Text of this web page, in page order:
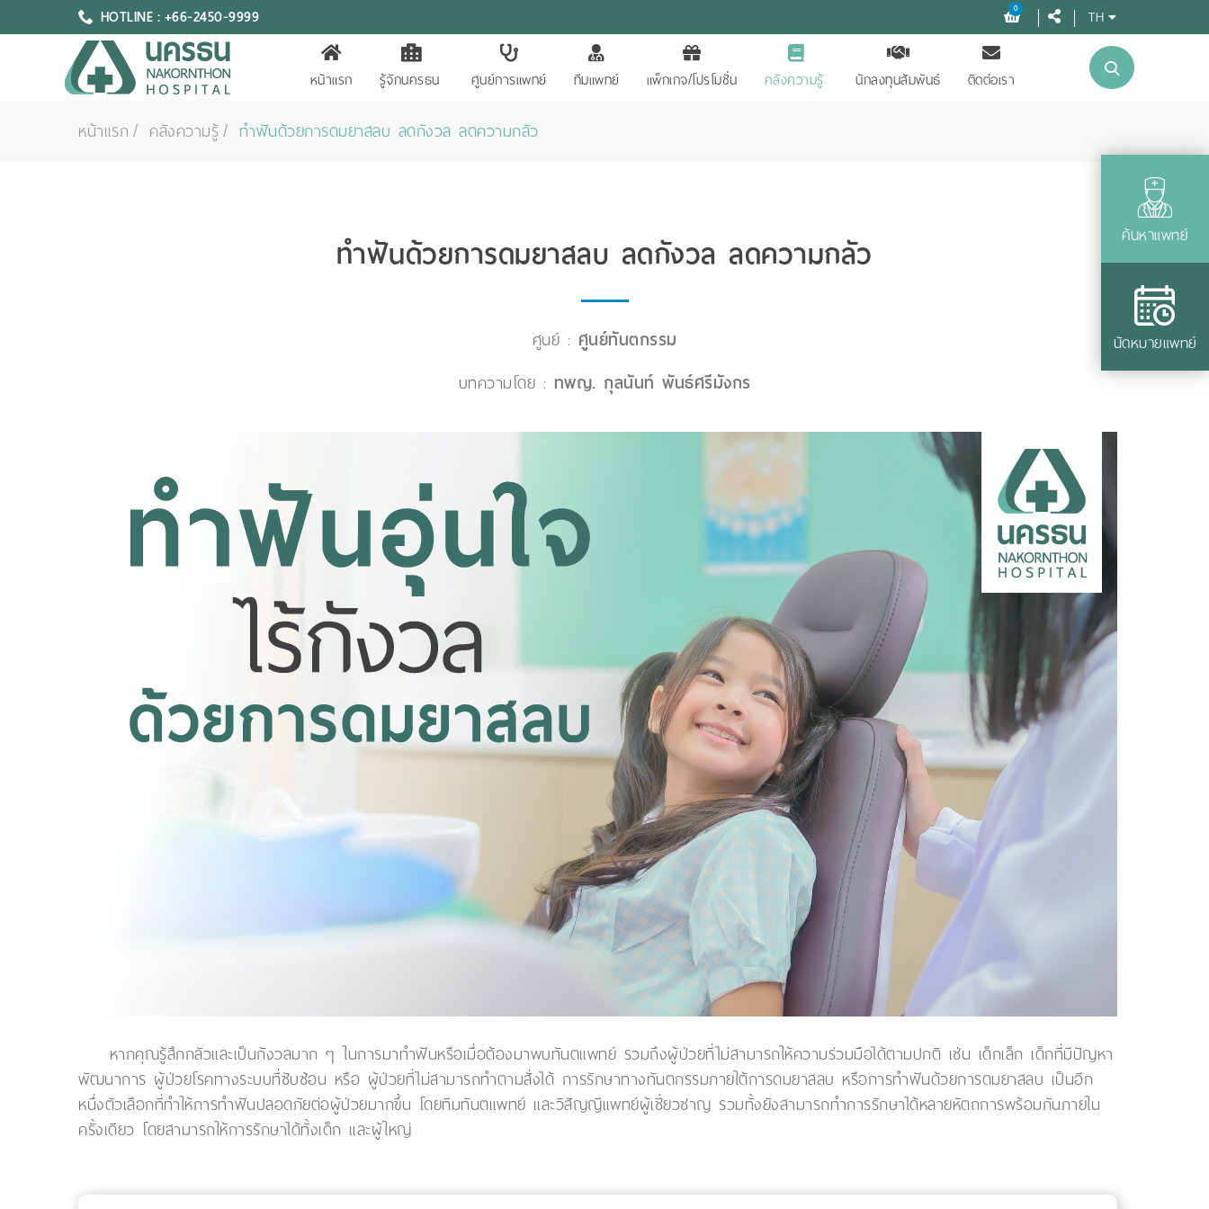
HOTLINE : +66-2450-9999 0 TH
หน้าแรก รู้จักนครธน ศูนย์การแพทย์ ทีมแพทย์ แพ็กเกจ/โปรโมชั่น คลังความรู้ นักลงทุนสัมพันธ์ ติดต่อเรา
ค้นหาแพทย์
นัดหมายแพทย์
หน้าแรก คลังความรู้ ทำฟันด้วยการดมยาสลบ ลดกังวล ลดความกลัว
ทำฟันด้วยการดมยาสลบ ลดกังวล ลดความกลัว
ศูนย์ : ศูนย์ทันตกรรม
บทความโดย : ทพญ. กุลนันท์ พันธ์ศรีมังกร
หากคุณรู้สึกกลัวและเป็นกังวลมาก ๆ ในการมาทำฟันหรือเมื่อต้องมาพบทันตแพทย์ รวมถึงผู้ป่วยที่ไม่สามารถให้ความร่วมมือได้ตามปกติ เช่น เด็กเล็ก เด็กที่มีปัญหา
พัฒนาการ ผู้ป่วยโรคทางระบบที่ซับซ้อน หรือ ผู้ป่วยที่ไม่สามารถทำตามสั่งได้ การรักษาทางทันตกรรมภายใต้การดมยาสลบ หรือการทำฟันด้วยการดมยาสลบ เป็นอีก
หนึ่งตัวเลือกที่ทำให้การทำฟันปลอดภัยต่อผู้ป่วยมากขึ้น โดยทีมทันตแพทย์ และวิสัญญีแพทย์ผู้เชี่ยวชาญ รวมทั้งยังสามารถทำการรักษาได้หลายหัตถการพร้อมกันภายใน
ครั้งเดียว โดยสามารถให้การรักษาได้ทั้งเด็ก และผู้ใหญ่